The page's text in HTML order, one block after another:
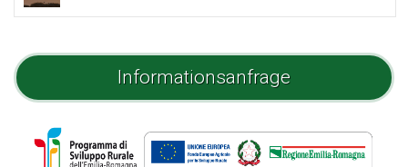
Informationsanfrage